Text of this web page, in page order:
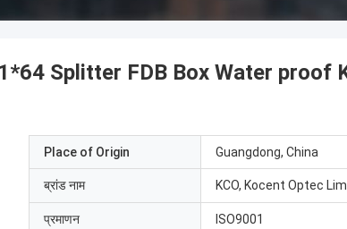
Splitter FDB Box Water proof
Place of Origin Guangdong, China
ब्रांड नाम KCO, Kocent Optec
प्रमाणन ISO9001